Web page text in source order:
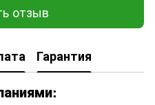
отзыв
Гарантия